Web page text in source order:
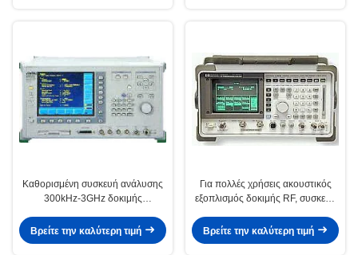
Καθορισμένη συσκευή ανάλυσης
300kHz-3GHz δοκιμής
RF
Βρείτε την καλύτερη τιμή
Για πολλές χρήσεις ακουστικός
εξοπλισμός δοκιμής RF, συσκευή
AF
Βρείτε την καλύτερη τιμή